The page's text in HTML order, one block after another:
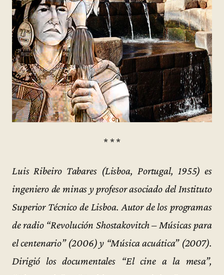
* * *
Luis Ribeiro Tabares (Lisboa, Portugal, 1955) es
ingeniero de minas y profesor asociado del Instituto
Superior Técnico de Lisboa. Autor de los programas
de radio “Revolución Shostakovitch – Músicas para
el centenario” (2006) y “Música acuática” (2007).
Dirigió los documentales “El cine a la mesa”,